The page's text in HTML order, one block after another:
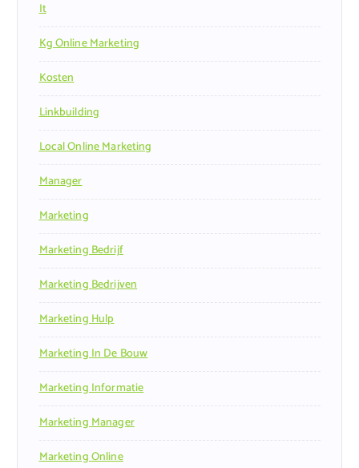
It
Kg Online Marketing
Kosten
Linkbuilding
Local Online Marketing
Manager
Marketing
Marketing Bedrijf
Marketing Bedrijven
Marketing Hulp
Marketing In De Bouw
Marketing Informatie
Marketing Manager
Marketing Online